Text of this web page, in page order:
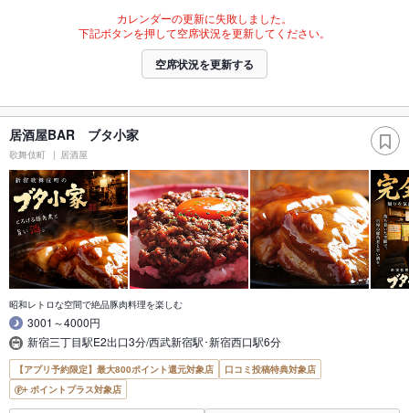
カレンダーの更新に失敗しました。
下記ボタンを押して空席状況を更新してください。
空席状況を更新する
居酒屋BAR ブタ小家
歌舞伎町 居酒屋
昭和レトロな空間で絶品豚肉料理を楽しむ
3001～4000円
新宿三丁目駅E2出口3分/西武新宿駅･新宿西口駅6分
【アプリ予約限定】最大800ポイント還元対象店
口コミ投稿特典対象店
ポイントプラス対象店